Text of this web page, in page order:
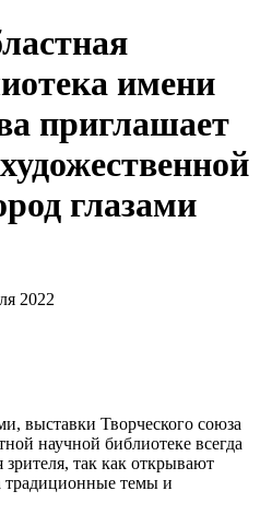
имени
приглашает
глазами
2022
выставки Творческого союза
научной библиотеке всегда
зрителя, так как открывают
темы и